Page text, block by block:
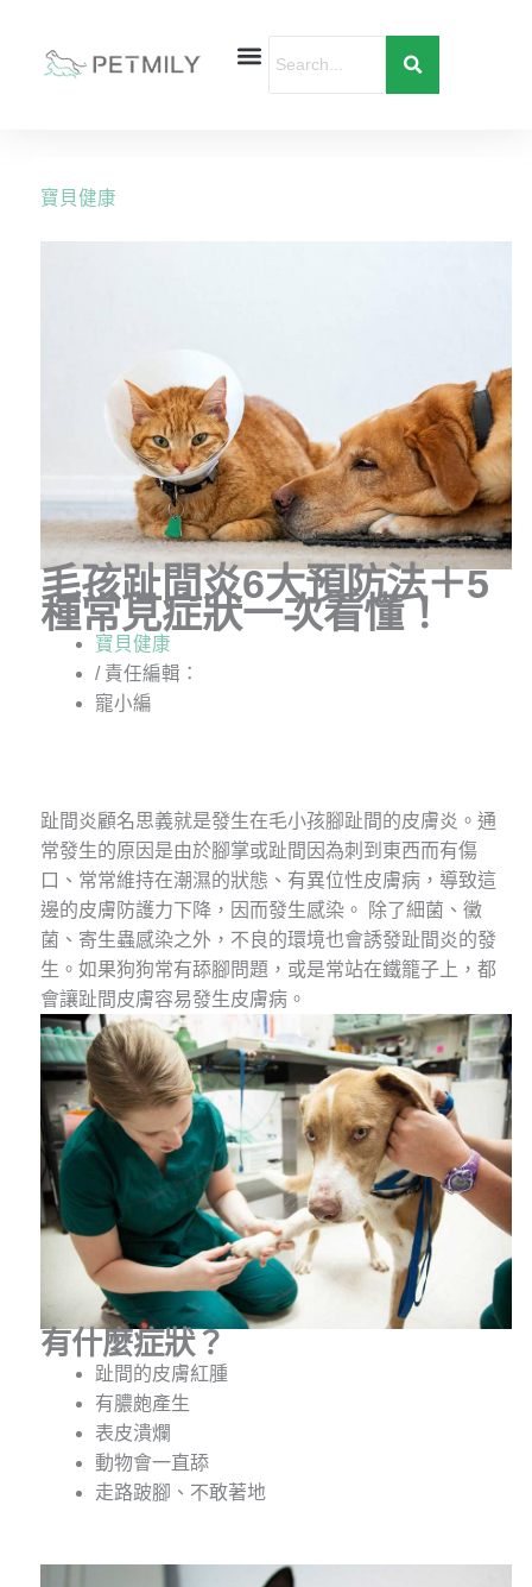
寶貝健康
毛孩趾間炎6大預防法＋5
種常見症狀一次看懂！
寶貝健康
/ 責任編輯：
寵小編
趾間炎顧名思義就是發生在毛小孩腳趾間的皮膚炎。通
常發生的原因是由於腳掌或趾間因為刺到東西而有傷
口、常常維持在潮濕的狀態、有異位性皮膚病，導致這
邊的皮膚防護力下降，因而發生感染。
除了細菌、黴
菌、寄生蟲感染之外，不良的環境也會誘發趾間炎的發
生。如果狗狗常有舔腳問題，或是常站在鐵籠子上，都
會讓趾間皮膚容易發生皮膚病。
有什麼症狀？
趾間的皮膚紅腫
有膿皰產生
表皮潰爛
動物會一直舔
走路跛腳、不敢著地